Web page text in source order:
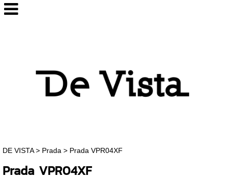
DE VISTA> Prada > Prada VPR04XF
Prada VPR04XF